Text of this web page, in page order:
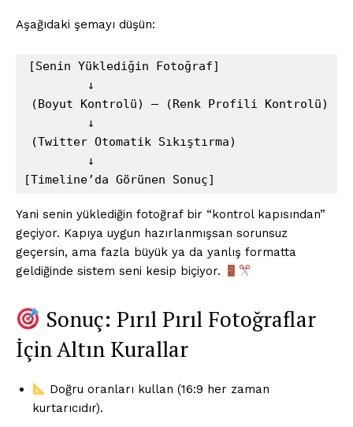
Aşağıdaki şemayı düşün:
[Senin Yüklediğin Fotoğraf]
         ↓
(Boyut Kontrolü) — (Renk Profili Kontrolü)
         ↓
(Twitter Otomatik Sıkıştırma)
         ↓
Yani senin yüklediğin fotoğraf bir “kontrol kapısından”
geçiyor. Kapıya uygun hazırlanmışsan sorunsuz
geçersin, ama fazla büyük ya da yanlış formatta
geldiğinde sistem seni kesip biçiyor.
Sonuç: Pırıl Pırıl Fotoğraflar
İçin Altın Kurallar
Doğru oranları kullan (16:9 her zaman
kurtarıcıdır).